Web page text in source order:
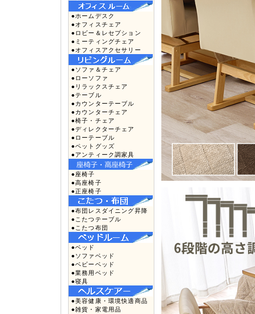
●ホームデスク
●オフィスチェア
●ロビー＆レセプション
●ミーティングチェア
●オフィスアクセサリー
●ソファ＆チェア
●ローソファ
●リラックスチェア
●テーブル
●カウンターテーブル
●カウンターチェア
●椅子・チェア
●ディレクターチェア
●ローテーブル
●ペットグッズ
●アンティーク調家具
●座椅子
●高座椅子
●正座椅子
●布団レスダイニング昇降
●こたつテーブル
●こたつ布団
●ベッド
●ソファベッド
●ベビーベッド
●業務用ベッド
●寝具
●美容健康・環境快適商品
●雑貨・家電用品